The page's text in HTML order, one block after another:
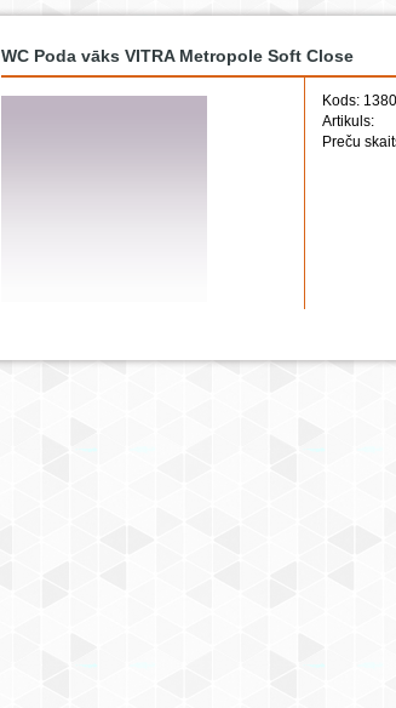
WC Poda vāks VITRA Metropole Soft Close
Kods:
Artikuls:
Preču